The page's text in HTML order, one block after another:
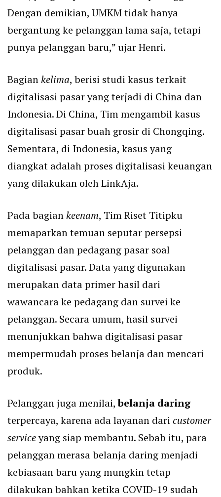
Dengan demikian, UMKM tidak hanya
bergantung ke pelanggan lama saja, tetapi
punya pelanggan baru,” ujar Henri.
Bagiankelima, berisi studi kasus terkait
digitalisasi pasar yang terjadi di China dan
Indonesia. Di China, Tim mengambil kasus
digitalisasi pasar buah grosir di Chongqing.
Sementara, di Indonesia, kasus yang
diangkat adalah proses digitalisasi keuangan
yang dilakukan oleh LinkAja.
Pada bagiankeenam, Tim Riset Titipku
memaparkan temuan seputar persepsi
pelanggan dan pedagang pasar soal
digitalisasi pasar. Data yang digunakan
merupakan data primer hasil dari
wawancara ke pedagang dan survei ke
pelanggan. Secara umum, hasil survei
menunjukkan bahwa digitalisasi pasar
mempermudah proses belanja dan mencari
produk.
Pelanggan juga menilai,belanja daring
terpercaya, karena ada layanan dari customer
serviceyang siap membantu. Sebab itu, para
pelanggan merasa belanja daring menjadi
kebiasaan baru yang mungkin tetap
dilakukan bahkan ketika COVID-19 sudah